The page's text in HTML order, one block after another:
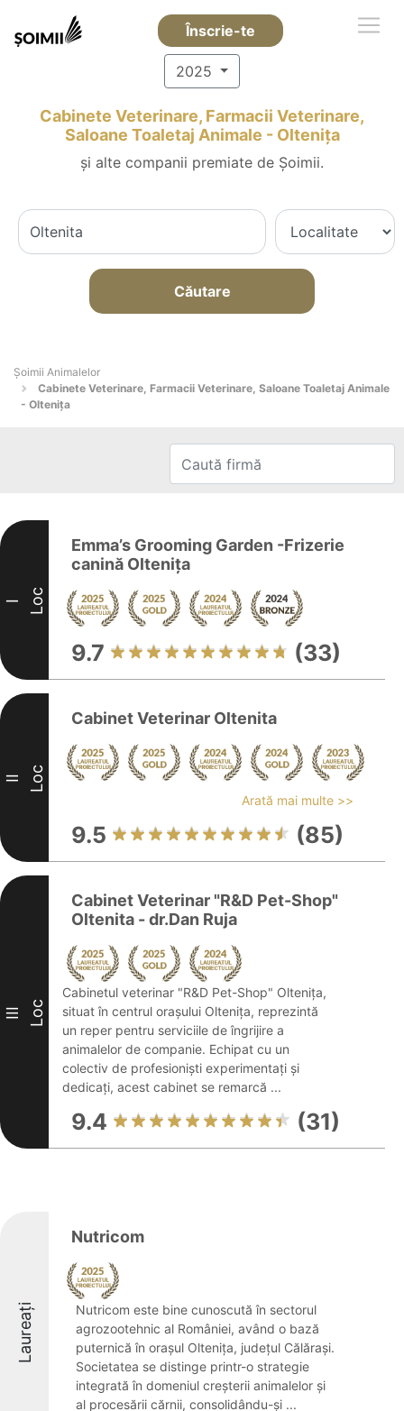
Înscrie-te
2025
Cabinete Veterinare, Farmacii Veterinare,
Saloane Toaletaj Animale - Olteniţa
și alte companii premiate de Șoimii.
Căutare
Şoimii Animalelor
Cabinete Veterinare, Farmacii Veterinare, Saloane Toaletaj Animale
- Olteniţa
I Loc
Emma’s Grooming Garden -Frizerie
canină Oltenița
9.7 (33)
II Loc
Cabinet Veterinar Oltenita
Arată mai multe >>
9.5 (85)
III Loc
Cabinet Veterinar "R&D Pet-Shop"
Oltenita - dr.Dan Ruja
Cabinetul veterinar "R&D Pet-Shop" Oltenița,
situat în centrul orașului Oltenița, reprezintă
un reper pentru serviciile de îngrijire a
animalelor de companie. Echipat cu un
colectiv de profesioniști experimentați și
dedicați, acest cabinet se remarcă ...
9.4 (31)
Laureați
Nutricom
Nutricom este bine cunoscută în sectorul
agrozootehnic al României, având o bază
puternică în orașul Oltenița, județul Călărași.
Societatea se distinge printr-o strategie
integrată în domeniul creșterii animalelor și
al procesării cărnii, consolidându-și ...